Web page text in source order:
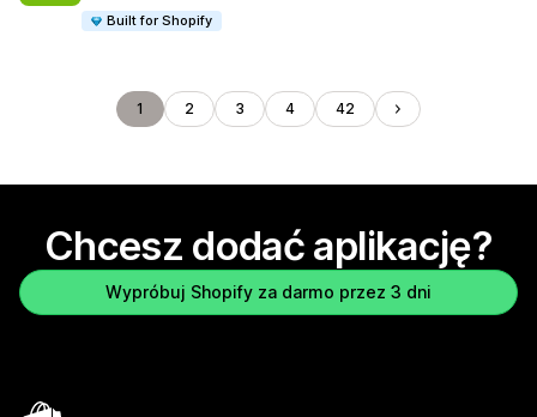
Built for Shopify
1 2 3 4 42
Chcesz dodać aplikację?
Wypróbuj Shopify za darmo przez 3 dni